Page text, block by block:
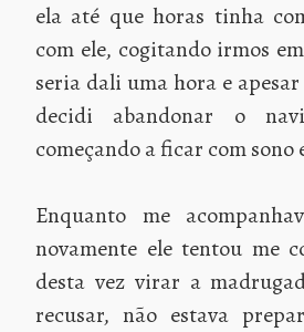
ela até que horas tinha
com ele, cogitando irmos
seria dali uma hora e
decidi abandonar o
começando a ficar com sono
Enquanto me
novamente ele tentou me
desta vez virar a
recusar, não estava